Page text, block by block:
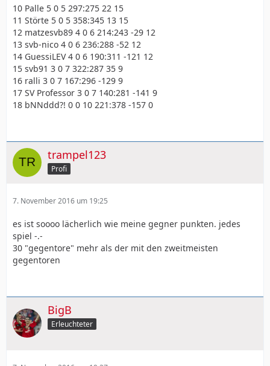
10 Palle 5 0 5 297:275 22 15
11 Störte 5 0 5 358:345 13 15
12 matzesvb89 4 0 6 214:243 -29 12
13 svb-nico 4 0 6 236:288 -52 12
14 GuessiLEV 4 0 6 190:311 -121 12
15 svb91 3 0 7 322:287 35 9
16 ralli 3 0 7 167:296 -129 9
17 SV Professor 3 0 7 140:281 -141 9
18 bNNddd?! 0 0 10 221:378 -157 0
trampel123
Profi
7. November 2016 um 19:25
es ist soooo lächerlich wie meine gegner punkten. jedes
spiel -.-
30 "gegentore" mehr als der mit den zweitmeisten
gegentoren
BigB
Erleuchteter